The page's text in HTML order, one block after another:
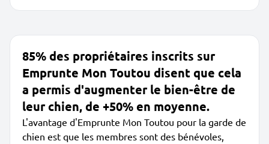
85% des propriétaires inscrits sur
Emprunte Mon Toutou disent que cela
a permis d'augmenter le bien-être de
leur chien, de +50% en moyenne.
L'avantage d'Emprunte Mon Toutou pour la garde de
chien est que les membres sont des bénévoles,